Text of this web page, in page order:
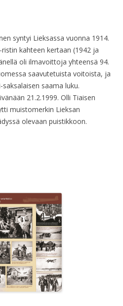
syntyi Lieksassa vuonna 1914.
kahteen kertaan (1942 ja
oli ilmavoittoja yhteensä 94.
saavutetuista voitoista, ja
saama luku.
21.2.1999. Olli Tiaisen
muistomerkin Lieksan
olevaan puistikkoon.